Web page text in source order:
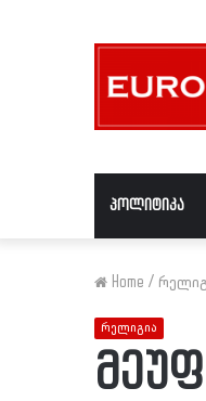
პოლიტიკა
Home /
რელიგია